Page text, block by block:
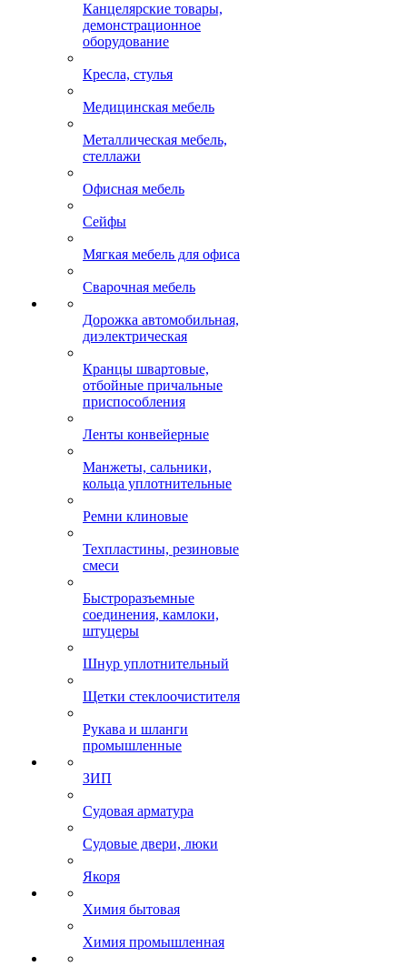
Канцелярские товары,
демонстрационное
оборудование
Кресла, стулья
Медицинская мебель
Металлическая мебель,
стеллажи
Офисная мебель
Сейфы
Мягкая мебель для офиса
Сварочная мебель
Дорожка автомобильная,
диэлектрическая
Кранцы швартовые,
отбойные причальные
приспособления
Ленты конвейерные
Манжеты, сальники,
кольца уплотнительные
Ремни клиновые
Техпластины, резиновые
смеси
Быстроразъемные
соединения, камлоки,
штуцеры
Шнур уплотнительный
Щетки стеклоочистителя
Рукава и шланги
промышленные
ЗИП
Судовая арматура
Судовые двери, люки
Якоря
Химия бытовая
Химия промышленная